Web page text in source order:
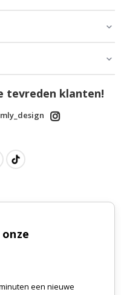
tevreden klanten!
een nieuwe